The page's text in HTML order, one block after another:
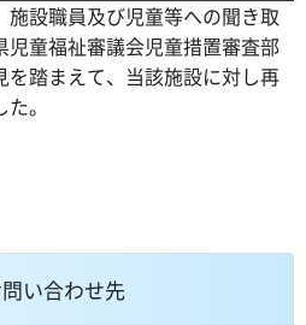
設職員及び児童等への聞き取
児童福祉審議会児童措置審査部
踏まえて、当該施設に対し再
。
い合わせ先